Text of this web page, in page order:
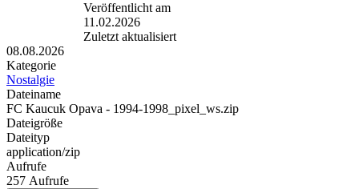
Veröffentlicht am
11.02.2026
Zuletzt aktualisiert
08.08.2026
Kategorie
Nostalgie
Dateiname
FC Kaucuk Opava - 1994-1998_pixel_ws.zip
Dateigröße
Dateityp
application/zip
Aufrufe
257 Aufrufe